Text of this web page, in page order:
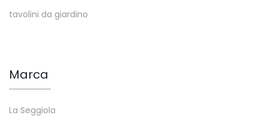
tavolini da giardino
Marca
La Seggiola